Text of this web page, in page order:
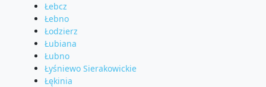
Łebcz
Łebno
Łodzierz
Łubiana
Łubno
Łyśniewo Sierakowickie
Łękinia